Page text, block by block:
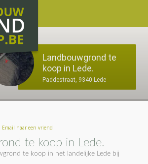
Landbouwgrond te
koop in Lede.
Paddestraat, 9340 Lede
Email naar een vriend
te koop in Lede.
te koop in het landelijke Lede bij